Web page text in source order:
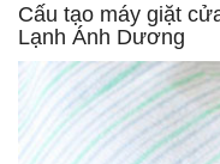
Cấu tạo máy giặt
Lạnh Ánh Dương